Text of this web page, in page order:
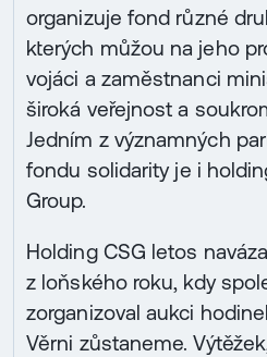
organizuje fond různé
kterých můžou na jeho
vojáci a zaměstnanci
široká veřejnost a
Jedním z významných
fondu solidarity je i
Group.
Holding CSG letos
z loňského roku, kdy
zorganizoval aukci
Věrni zůstaneme.